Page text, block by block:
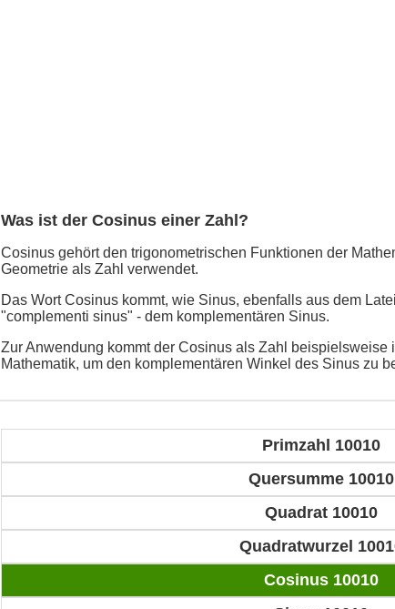
Was ist der Cosinus einer Zahl?
Cosinus gehört den trigonometrischen Funktionen der
Geometrie als Zahl verwendet.
Das Wort Cosinus kommt, wie Sinus, ebenfalls aus dem
"complementi sinus" - dem komplementären Sinus.
Zur Anwendung kommt der Cosinus als Zahl beispielsweise
Mathematik, um den komplementären Winkel des Sinus zu
Primzahl 10010
Quersumme 10010
Quadrat 10010
Quadratwurzel
Cosinus 10010